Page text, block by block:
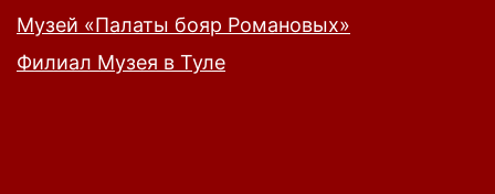
Музей «Палаты бояр Романовых»
Филиал Музея в Туле